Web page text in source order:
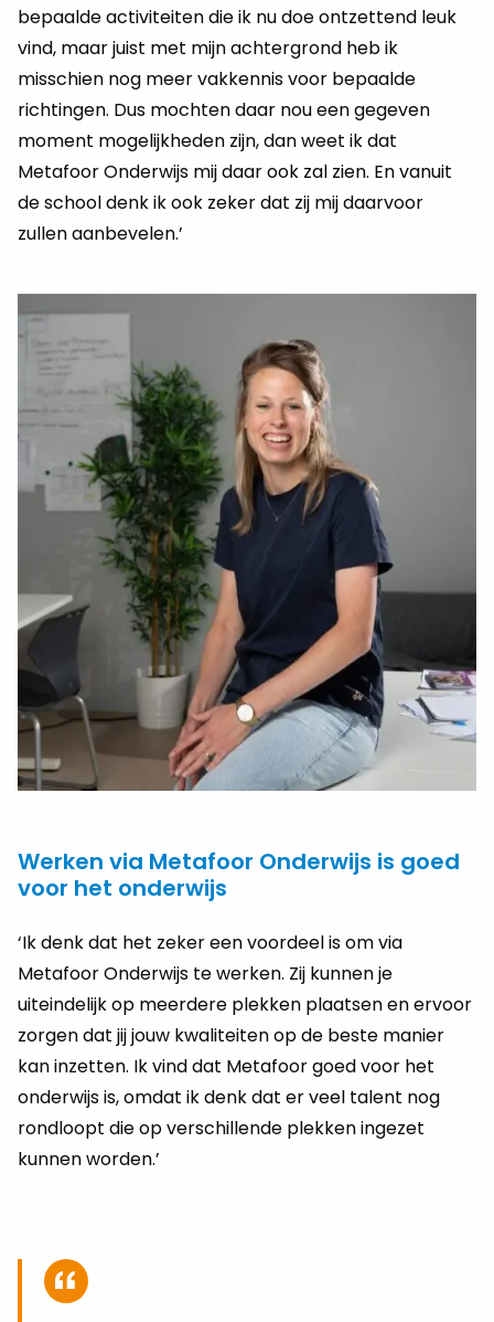
bepaalde activiteiten die ik nu doe ontzettend leuk
vind, maar juist met mijn achtergrond heb ik
misschien nog meer vakkennis voor bepaalde
richtingen. Dus mochten daar nou een gegeven
moment mogelijkheden zijn, dan weet ik dat
Metafoor Onderwijs mij daar ook zal zien. En vanuit
de school denk ik ook zeker dat zij mij daarvoor
zullen aanbevelen.’
Werken via Metafoor Onderwijs is goed
voor het onderwijs
‘Ik denk dat het zeker een voordeel is om via
Metafoor Onderwijs te werken. Zij kunnen je
uiteindelijk op meerdere plekken plaatsen en ervoor
zorgen dat jij jouw kwaliteiten op de beste manier
kan inzetten. Ik vind dat Metafoor goed voor het
onderwijs is, omdat ik denk dat er veel talent nog
rondloopt die op verschillende plekken ingezet
kunnen worden.’